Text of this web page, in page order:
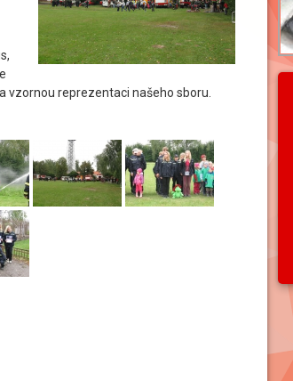
vzornou reprezentaci našeho sboru.